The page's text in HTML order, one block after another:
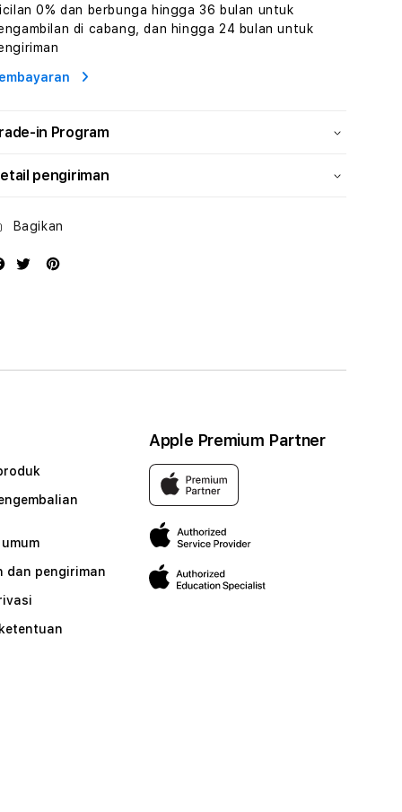
Konten
Video
dan
Platform
Media
Konten
Video
0% dan berbunga hingga 36 bulan untuk
di cabang, dan hingga 24 bulan untuk
in Program
pengiriman
Bagikan
dan pengiriman
Apple Premium Partner